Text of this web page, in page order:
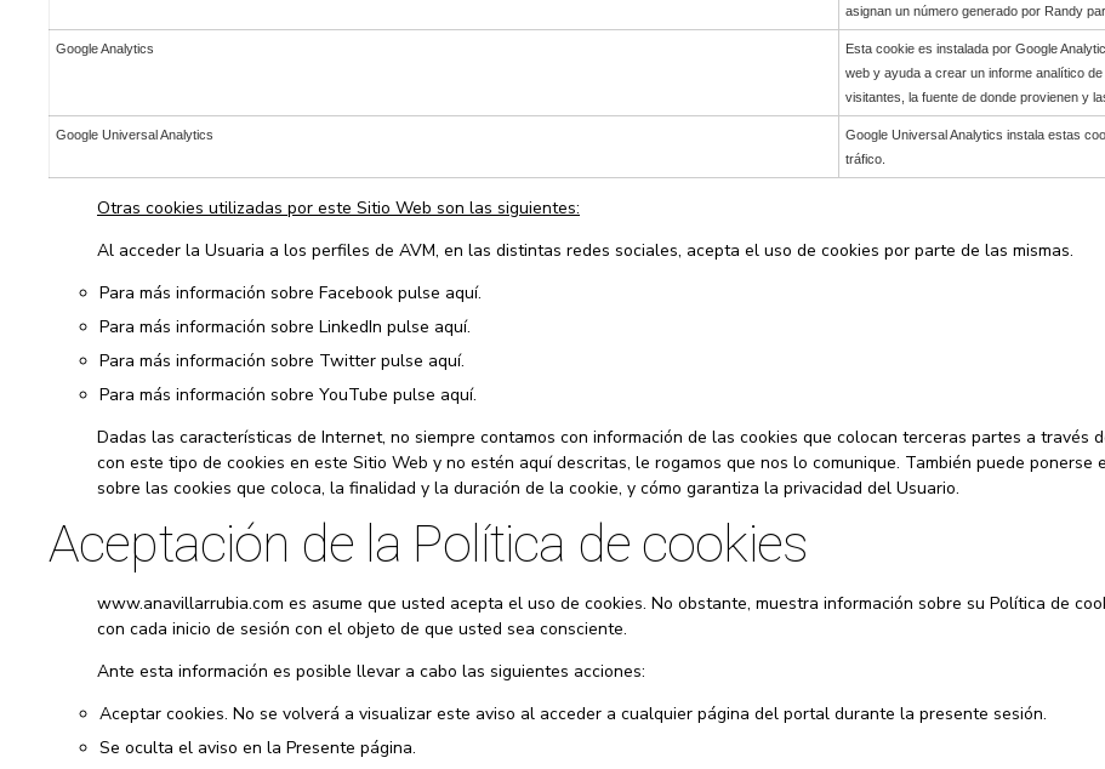
asignan un número generado por Randy
Google Analytics Esta cookie es instalada por Google
web y ayuda a crear un informe analítico
visitantes, la fuente de donde provienen y
Google Universal Analytics
Google Universal Analytics instala estas
tráfico.
Otras cookies utilizadas por este Sitio Web son las siguientes:
Al acceder la Usuaria a los perfiles de AVM, en las distintas redes sociales, acepta el uso de cookies por parte de las mismas.
Para más información sobre Facebook pulse aquí.
Para más información sobre LinkedIn pulse aquí.
Para más información sobre Twitter pulse aquí.
Para más información sobre YouTube pulse aquí.
Dadas las características de Internet, no siempre contamos con información de las cookies que colocan terceras partes a través
con este tipo de cookies en este Sitio Web y no estén aquí descritas, le rogamos que nos lo comunique. También puede
sobre las cookies que coloca, la finalidad y la duración de la cookie, y cómo garantiza la privacidad del Usuario.
Aceptación de la Política de cookies
www.anavillarrubia.com es asume que usted acepta el uso de cookies. No obstante, muestra información sobre su Política de
con cada inicio de sesión con el objeto de que usted sea consciente.
Ante esta información es posible llevar a cabo las siguientes acciones:
Aceptar cookies. No se volverá a visualizar este aviso al acceder a cualquier página del portal durante la presente sesión.
Se oculta el aviso en la Presente página.